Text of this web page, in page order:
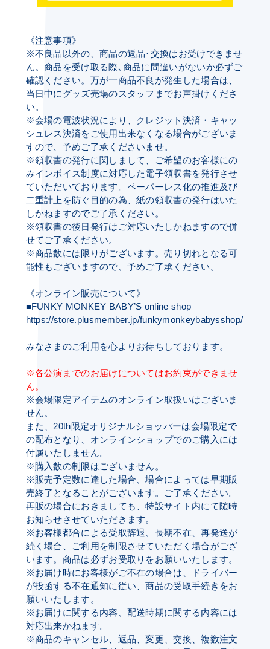
《注意事項》
※不良品以外の、商品の返品･交換はお受けできませ
ん。商品を受け取る際､商品に間違いがないか必ずご
確認ください。万が一商品不良が発生した場合は、
当日中にグッズ売場のスタッフまでお声掛けくださ
い。
※会場の電波状況により、クレジット決済・キャッ
シュレス決済をご使用出来なくなる場合がございま
すので、予めご了承くださいませ。
※領収書の発行に関しまして、ご希望のお客様にの
みインボイス制度に対応した電子領収書を発行させ
ていただいております。ペーパーレス化の推進及び
二重計上を防ぐ目的の為、紙の領収書の発行はいた
しかねますのでご了承ください。
※領収書の後日発行はご対応いたしかねますので併
せてご了承ください。
※商品数には限りがございます。売り切れとなる可
能性もございますので、予めご了承ください。
《オンライン販売について》
■FUNKY MONKEY BΛBY’S online shop
https://store.plusmember.jp/funkymonkeybabysshop/
みなさまのご利用を心よりお待ちしております。
※各公演までのお届けについてはお約束ができませ
ん。
※会場限定アイテムのオンライン取扱いはございま
せん。
また、20th限定オリジナルショッパーは会場限定で
の配布となり、オンラインショップでのご購入には
付属いたしません。
※購入数の制限はございません。
※販売予定数に達した場合、場合によっては早期販
売終了となることがございます。ご了承ください。
再販の場合におきましても、特設サイト内にて随時
お知らせさせていただきます。
※お客様都合による受取辞退、長期不在、再発送が
続く場合、ご利用を制限させていただく場合がござ
います。商品は必ずお受取りをお願いいたします。
※お届け時にお客様がご不在の場合は、ドライバー
が投函する不在通知に従い、商品の受取手続きをお
願いいたします。
※お届けに関する内容、配送時期に関する内容には
対応出来かねます。
※商品のキャンセル、返品、変更、交換、複数注文